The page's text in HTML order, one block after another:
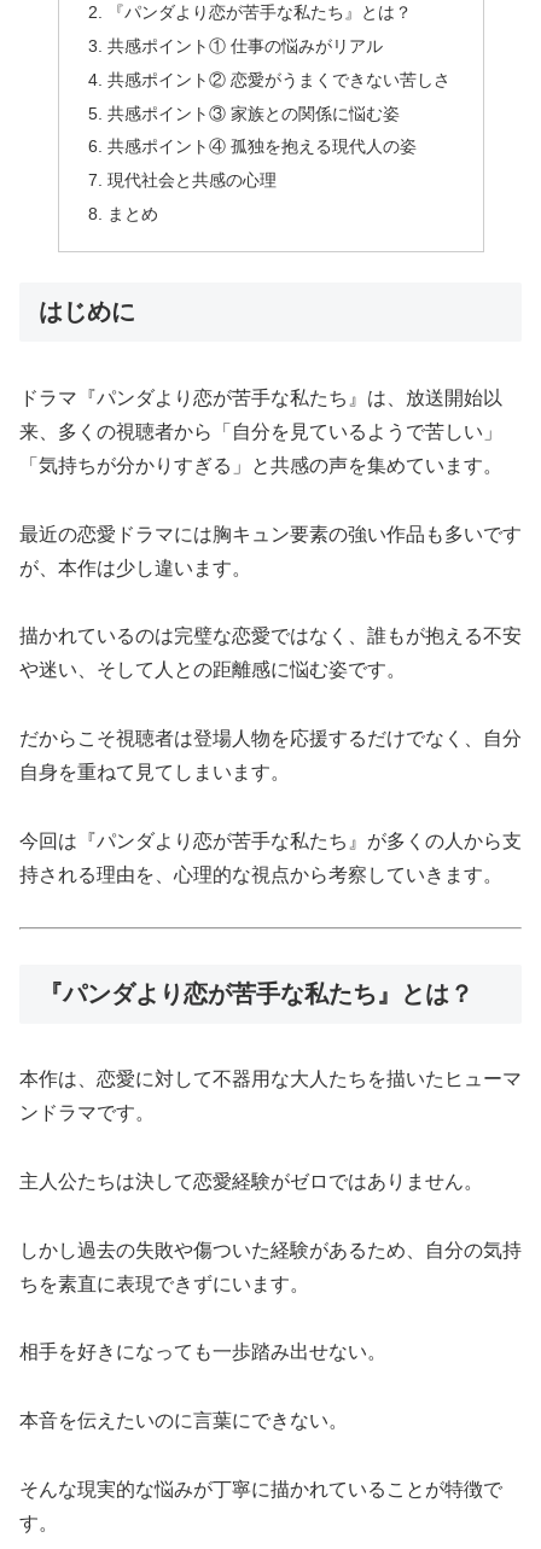
『パンダより恋が苦手な私たち』とは？
共感ポイント① 仕事の悩みがリアル
共感ポイント② 恋愛がうまくできない苦しさ
共感ポイント③ 家族との関係に悩む姿
共感ポイント④ 孤独を抱える現代人の姿
現代社会と共感の心理
まとめ
はじめに
ドラマ『パンダより恋が苦手な私たち』は、放送開始以
来、多くの視聴者から「自分を見ているようで苦しい」
「気持ちが分かりすぎる」と共感の声を集めています。
最近の恋愛ドラマには胸キュン要素の強い作品も多いです
が、本作は少し違います。
描かれているのは完璧な恋愛ではなく、誰もが抱える不安
や迷い、そして人との距離感に悩む姿です。
だからこそ視聴者は登場人物を応援するだけでなく、自分
自身を重ねて見てしまいます。
今回は『パンダより恋が苦手な私たち』が多くの人から支
持される理由を、心理的な視点から考察していきます。
『パンダより恋が苦手な私たち』とは？
本作は、恋愛に対して不器用な大人たちを描いたヒューマ
ンドラマです。
主人公たちは決して恋愛経験がゼロではありません。
しかし過去の失敗や傷ついた経験があるため、自分の気持
ちを素直に表現できずにいます。
相手を好きになっても一歩踏み出せない。
本音を伝えたいのに言葉にできない。
そんな現実的な悩みが丁寧に描かれていることが特徴で
す。